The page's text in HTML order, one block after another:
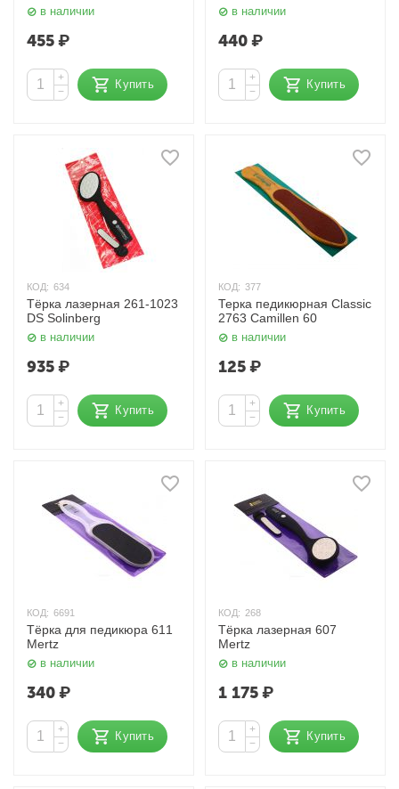
в наличии
455₽
+
−
Купить
в наличии
440₽
+
−
Купить
КОД: 634
Тёрка лазерная 261-1023
DS Solinberg
в наличии
935₽
+
−
Купить
КОД: 377
Терка педикюрная Classic
2763 Camillen 60
в наличии
125₽
+
−
Купить
КОД: 6691
Тёрка для педикюра 611
Mertz
в наличии
340₽
+
−
Купить
КОД: 268
Тёрка лазерная 607
Mertz
в наличии
1 175₽
+
−
Купить